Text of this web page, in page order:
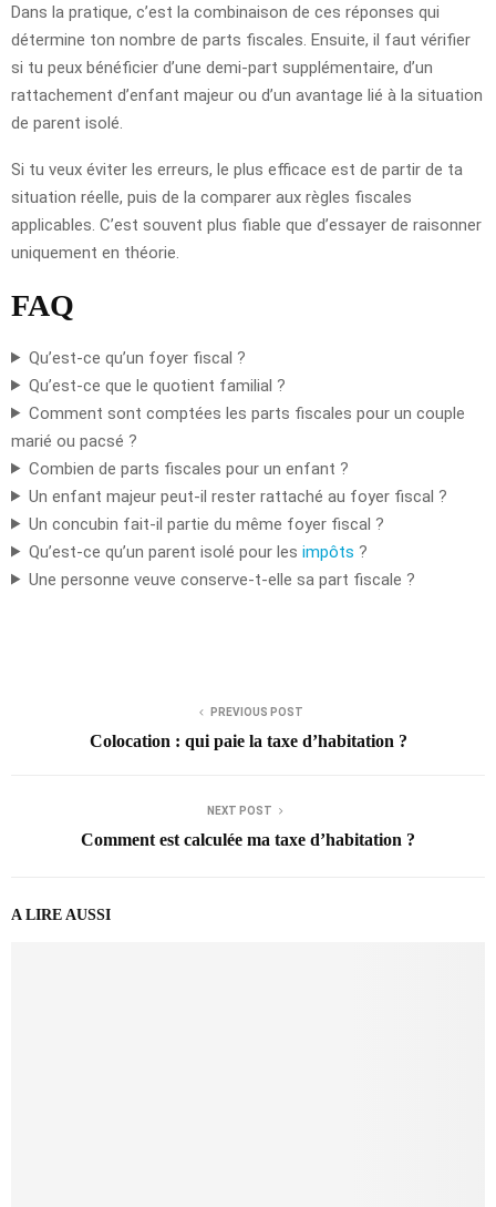
Dans la pratique, c’est la combinaison de ces réponses qui
détermine ton nombre de parts fiscales. Ensuite, il faut vérifier
si tu peux bénéficier d’une demi-part supplémentaire, d’un
rattachement d’enfant majeur ou d’un avantage lié à la situation
de parent isolé.
Si tu veux éviter les erreurs, le plus efficace est de partir de ta
situation réelle, puis de la comparer aux règles fiscales
applicables. C’est souvent plus fiable que d’essayer de raisonner
uniquement en théorie.
FAQ
Qu’est-ce qu’un foyer fiscal ?
Qu’est-ce que le quotient familial ?
Comment sont comptées les parts fiscales pour un couple
marié ou pacsé ?
Combien de parts fiscales pour un enfant ?
Un enfant majeur peut-il rester rattaché au foyer fiscal ?
Un concubin fait-il partie du même foyer fiscal ?
Qu’est-ce qu’un parent isolé pour les impôts ?
Une personne veuve conserve-t-elle sa part fiscale ?
PREVIOUS POST
Colocation : qui paie la taxe d’habitation ?
NEXT POST
Comment est calculée ma taxe d’habitation ?
A LIRE AUSSI